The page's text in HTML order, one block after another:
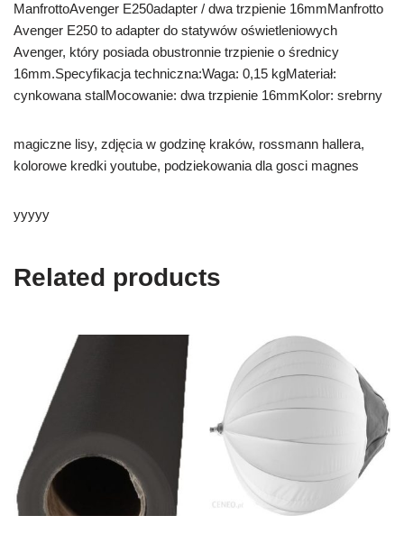
ManfrottoAvenger E250adapter / dwa trzpienie 16mmManfrotto
Avenger E250 to adapter do statywów oświetleniowych
Avenger, który posiada obustronnie trzpienie o średnicy
16mm.Specyfikacja techniczna:Waga: 0,15 kgMateriał:
cynkowana stalMocowanie: dwa trzpienie 16mmKolor: srebrny
magiczne lisy, zdjęcia w godzinę kraków, rossmann hallera,
kolorowe kredki youtube, podziekowania dla gosci magnes
yyyyy
Related products